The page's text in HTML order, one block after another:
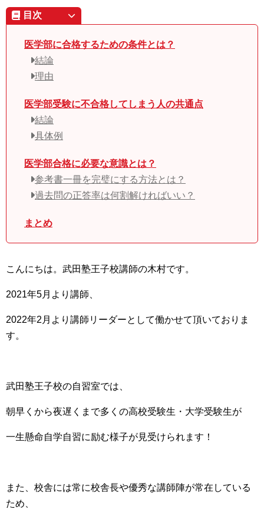
目次
医学部に合格するための条件とは？
結論
理由
医学部受験に不合格してしまう人の共通点
結論
具体例
医学部合格に必要な意識とは？
参考書一冊を完璧にする方法とは？
過去問の正答率は何割解ければいい？
まとめ
こんにちは。武田塾王子校講師の木村です。
2021年5月より講師、
2022年2月より講師リーダーとして働かせて頂いておりま
す。
武田塾王子校の自習室では、
朝早くから夜遅くまで多くの高校受験生・大学受験生が
一生懸命自学自習に励む様子が見受けられます！
また、校舎には常に校舎長や優秀な講師陣が常在している
ため、